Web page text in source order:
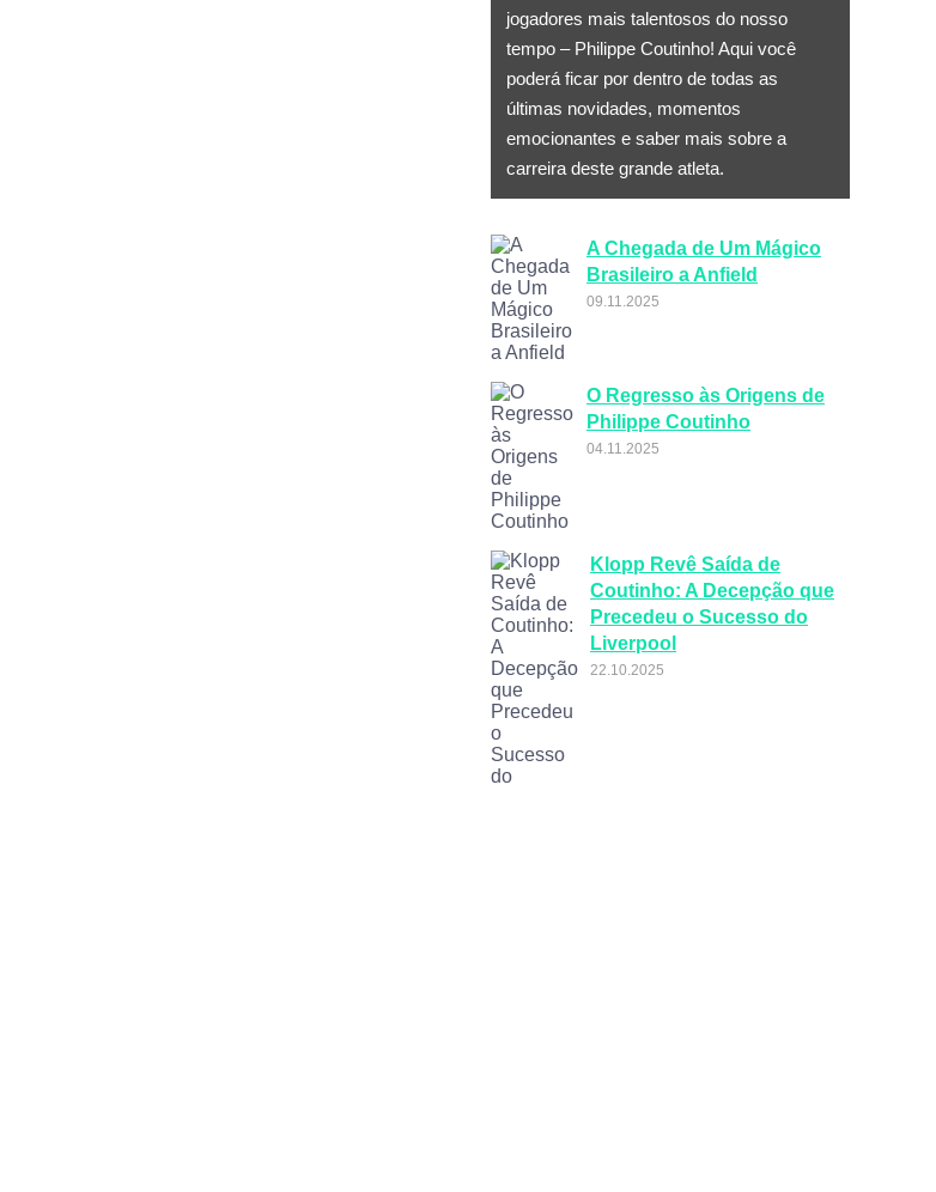
jogadores mais talentosos do nosso
tempo – Philippe Coutinho! Aqui você
poderá ficar por dentro de todas as
últimas novidades, momentos
emocionantes e saber mais sobre a
carreira deste grande atleta.
A Chegada de Um Mágico
Brasileiro a Anfield
09.11.2025
O Regresso às Origens de
Philippe Coutinho
04.11.2025
Klopp Revê Saída de
Coutinho: A Decepção que
Precedeu o Sucesso do
Liverpool
22.10.2025